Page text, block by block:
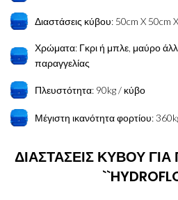
Διαστάσεις κύβου: 50cm X 50cm
Χρώματα: Γκρι ή μπλε, μαύρο
παραγγελίας
Πλευστότητα: 90kg / κύβο
Μέγιστη ικανότητα φορτίου:
ΔΙΑΣΤΑΣΕΙΣ ΚΥΒΟΥ